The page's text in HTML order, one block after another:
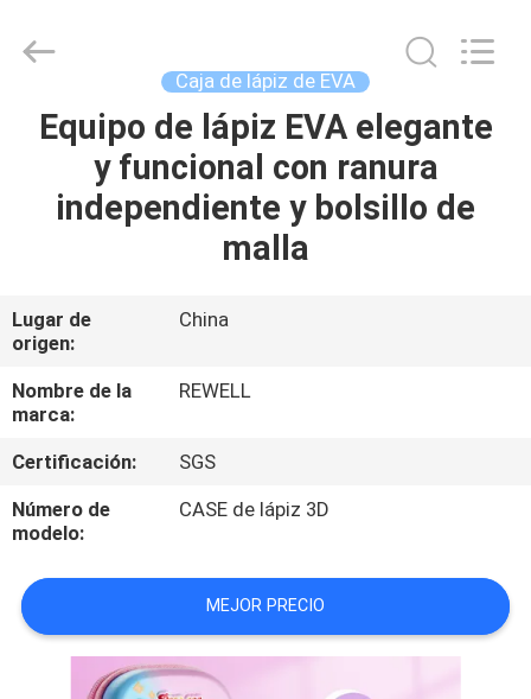
HOGAR
PRODUCTOS
NOSOTROS
VIAJE
DE
LA
FÁBRICA
CONTROL
DE
CALIDAD
Rights
Caja de lápiz de EVA
Equipo de lápiz EVA elegante
y funcional con ranura
independiente y bolsillo de
malla
Lugar de
origen:
China
Nombre de la
marca:
REWELL
Certificación:
SGS
Número de
modelo:
CASE de lápiz 3D
MEJOR PRECIO